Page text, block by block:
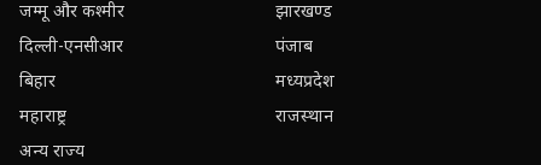
जम्मू और कश्मीर
झारखण्ड
दिल्ली-एनसीआर
पंजाब
बिहार
मध्यप्रदेश
महाराष्ट्र
राजस्थान
अन्य राज्य